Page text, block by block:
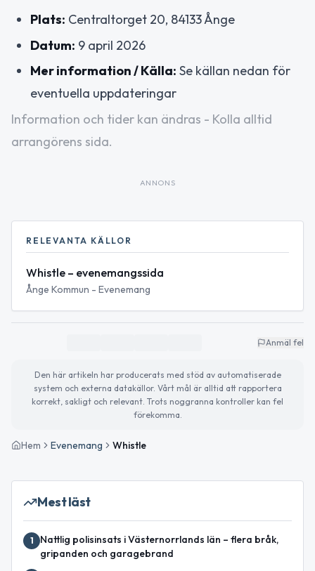
Plats: Centraltorget 20, 84133 Ånge
Datum: 9 april 2026
Mer information / Källa: Se källan nedan för
eventuella uppdateringar
Information och tider kan ändras - Kolla alltid
arrangörens sida.
ANNONS
RELEVANTA KÄLLOR
Whistle – evenemangssida
Ånge Kommun - Evenemang
Anmäl fel
Den här artikeln har producerats med stöd av automatiserade
system och externa datakällor. Vårt mål är alltid att rapportera
korrekt, sakligt och relevant. Trots noggranna kontroller kan fel
förekomma.
Hem Evenemang Whistle
Mest läst
1
Nattlig polisinsats i Västernorrlands län – flera bråk,
gripanden och garagebrand